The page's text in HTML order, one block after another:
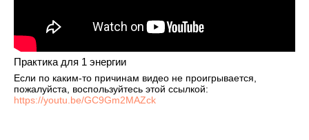
Практика для 1 энергии
Если по каким-то причинам видео не проигрывается,
пожалуйста, воспользуйтесь этой ссылкой:
https://youtu.be/GC9Gm2MAZck